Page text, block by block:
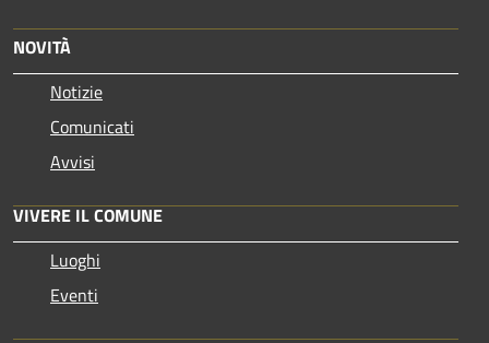
NOVITÀ
Notizie
Comunicati
Avvisi
VIVERE IL COMUNE
Luoghi
Eventi